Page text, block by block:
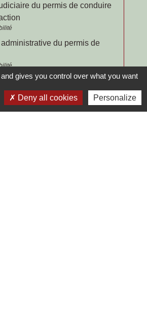
du permis de conduire
du permis de
du permis de conduire
gives you control over what you want
Deny all cookies Personalize